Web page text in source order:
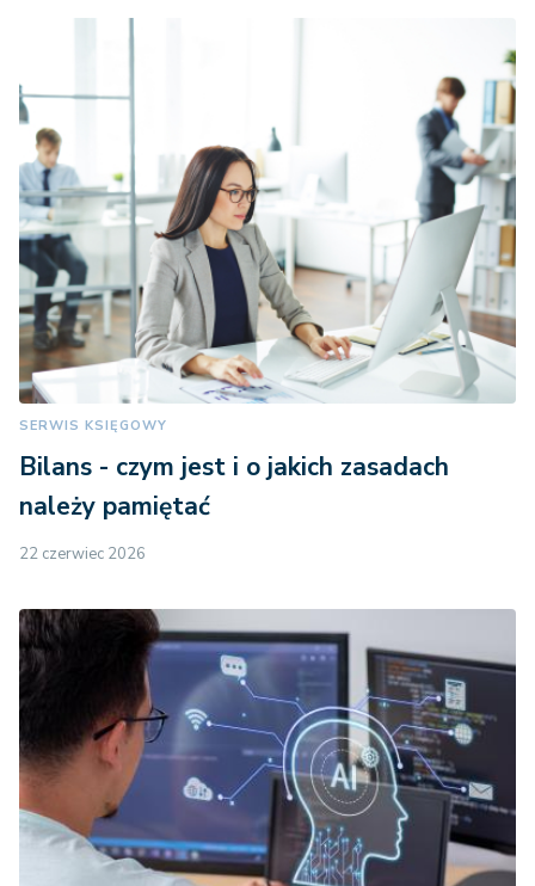
SERWIS KSIĘGOWY
Bilans - czym jest i o jakich zasadach
należy pamiętać
22 czerwiec 2026